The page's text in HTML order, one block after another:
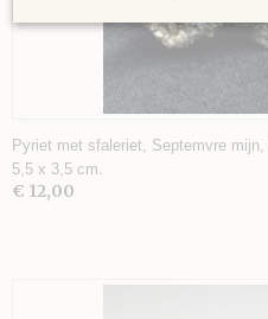
Pyriet met sfaleriet, Septemvre
5,5 x 3,5 cm.
€ 12,00